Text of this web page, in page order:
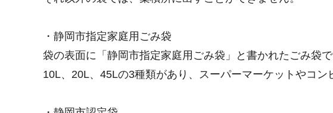
・静岡市指定家庭用ごみ袋
袋の表面に「静岡市指定家庭用ごみ袋」と書かれたごみ袋で
10L、20L、45Lの3種類があり、スーパーマーケットやコン